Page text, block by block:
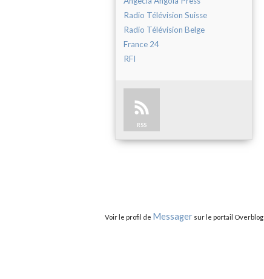
Radio Télévision Suisse
Radio Télévision Belge
France 24
RFI
RSS
Voir le profil de Messager sur le portail Overblog